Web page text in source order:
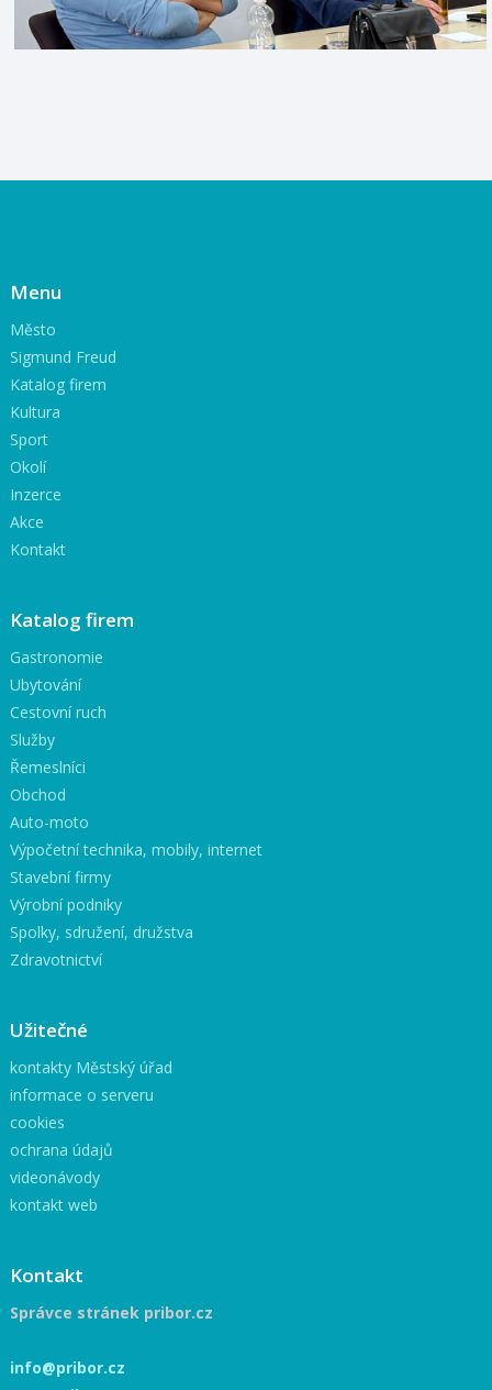
Menu
Město
Sigmund Freud
Katalog firem
Kultura
Sport
Okolí
Inzerce
Akce
Kontakt
Katalog firem
Gastronomie
Ubytování
Cestovní ruch
Služby
Řemeslníci
Obchod
Auto-moto
Výpočetní technika, mobily, internet
Stavební firmy
Výrobní podniky
Spolky, sdružení, družstva
Zdravotnictví
Užitečné
kontakty Městský úřad
informace o serveru
cookies
ochrana údajů
videonávody
kontakt web
Kontakt
Správce stránek pribor.cz
info@pribor.cz